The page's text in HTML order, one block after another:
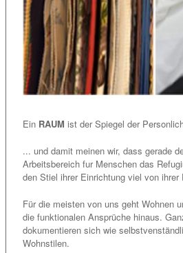
Ein RAUM ist der Spiegel der
... und damit meinen wir, dass gerade
Arbeitsbereich fur Menschen das
den Stiel ihrer Einrichtung viel von
Für die meisten von uns geht Wohnen
die funktionalen Ansprüche hinaus.
dokumentieren sich wie
Wohnstilen.